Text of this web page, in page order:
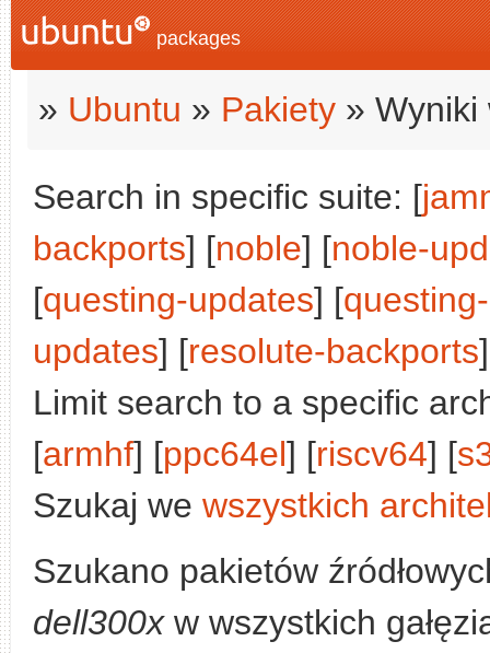
packages
» Ubuntu » Pakiety » Wyniki
Search in specific suite: [
backports] [noble] [noble-
[questing-updates] [
updates] [resolute-backports
Limit search to a specific
[armhf] [ppc64el] [riscv64] [
Szukaj we wszystkich
Szukano pakietów
dell300xw wszystkich